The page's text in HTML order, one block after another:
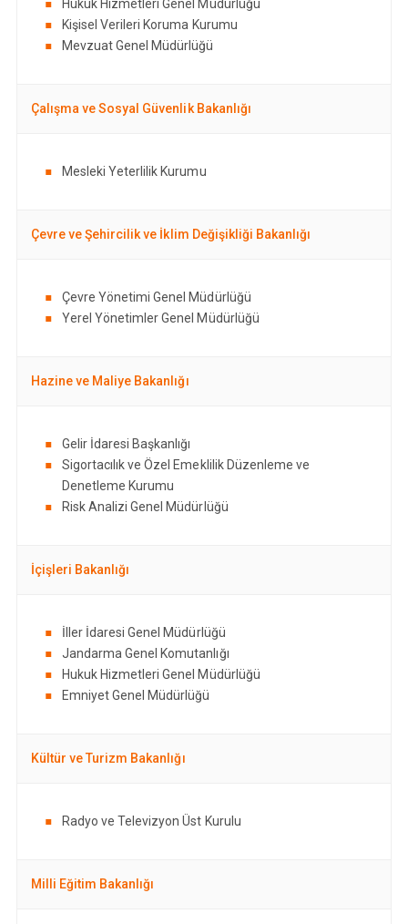
Hukuk Hizmetleri Genel Müdürlüğü
Kişisel Verileri Koruma Kurumu
Mevzuat Genel Müdürlüğü
Çalışma ve Sosyal Güvenlik Bakanlığı
Mesleki Yeterlilik Kurumu
Çevre ve Şehircilik ve İklim Değişikliği Bakanlığı
Çevre Yönetimi Genel Müdürlüğü
Yerel Yönetimler Genel Müdürlüğü
Hazine ve Maliye Bakanlığı
Gelir İdaresi Başkanlığı
Sigortacılık ve Özel Emeklilik Düzenleme ve
Denetleme Kurumu
Risk Analizi Genel Müdürlüğü
İçişleri Bakanlığı
İller İdaresi Genel Müdürlüğü
Jandarma Genel Komutanlığı
Hukuk Hizmetleri Genel Müdürlüğü
Emniyet Genel Müdürlüğü
Kültür ve Turizm Bakanlığı
Radyo ve Televizyon Üst Kurulu
Milli Eğitim Bakanlığı